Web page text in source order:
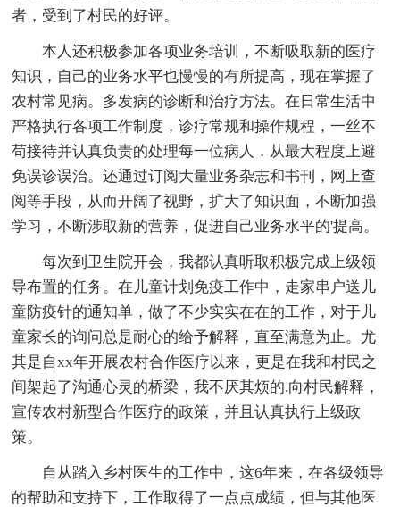
者，受到了村民的好评。
本人还积极参加各项业务培训，不断吸取新的医疗
知识，自己的业务水平也慢慢的有所提高，现在掌握了
农村常见病。多发病的诊断和治疗方法。在日常生活中
严格执行各项工作制度，诊疗常规和操作规程，一丝不
苟接待并认真负责的处理每一位病人，从最大程度上避
免误诊误治。还通过订阅大量业务杂志和书刊，网上查
阅等手段，从而开阔了视野，扩大了知识面，不断加强
学习，不断涉取新的营养，促进自己业务水平的'提高。
每次到卫生院开会，我都认真听取积极完成上级领
导布置的任务。在儿童计划免疫工作中，走家串户送儿
童防疫针的通知单，做了不少实实在在的工作，对于儿
童家长的询问总是耐心的给予解释，直至满意为止。尤
其是自xx年开展农村合作医疗以来，更是在我和村民之
间架起了沟通心灵的桥梁，我不厌其烦的.向村民解释，
宣传农村新型合作医疗的政策，并且认真执行上级政
策。
自从踏入乡村医生的工作中，这6年来，在各级领导
的帮助和支持下，工作取得了一点点成绩，但与其他医